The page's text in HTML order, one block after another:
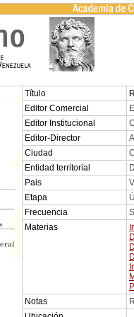
Título
Editor Comercial
Editor Institucional
Editor-Director
Ciudad
Entidad territorial
Pais
Etapa
Frecuencia
Materias
Notas